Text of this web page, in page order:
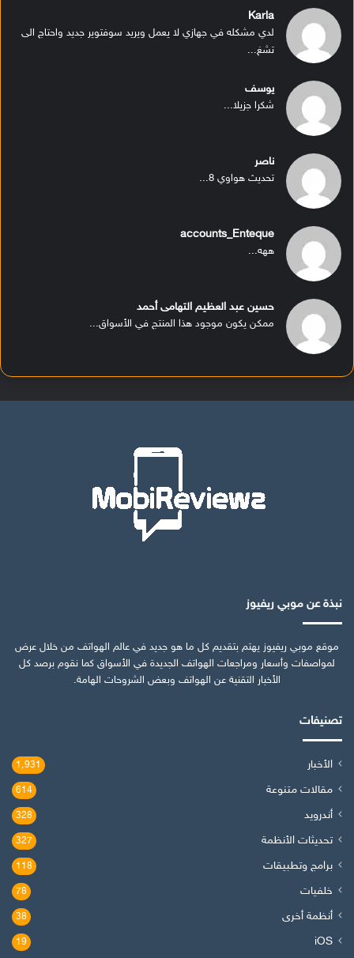
Karla
لدي مشكله في جهازي لا يعمل ويريد سوفتوير جديد واحتاج الى
تشغ...
يوسف
شكرا جزيلا...
ناصر
تحديث هواوي 8...
accounts_Enteque
ههه...
حسين عبد العظيم التهامى أحمد
ممكن يكون موجود هذا المنتج في الأسواق...
نبذة عن موبي ريفيوز
موقع موبي ريفيوز يهتم بتقديم كل ما هو جديد في عالم الهواتف من خلال عرض
لمواصفات وأسعار ومراجعات الهواتف الجديدة في الأسواق كما نقوم برصد كل
الأخبار التقنية عن الهواتف وبعض الشروحات الهامة.
تصنيفات
الأخبار 1٬931
مقالات متنوعة 614
أندرويد 328
تحديثات الأنظمة 327
برامج وتطبيقات 118
خلفيات 78
أنظمة أخرى 38
iOS
19